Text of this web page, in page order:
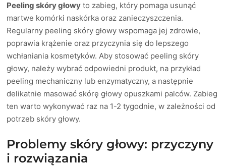
Peeling skóry głowy to zabieg, który pomaga usunąć
martwe komórki naskórka oraz zanieczyszczenia.
Regularny peeling skóry głowy wspomaga jej zdrowie,
poprawia krążenie oraz przyczynia się do lepszego
wchłaniania kosmetyków. Aby stosować peeling skóry
głowy, należy wybrać odpowiedni produkt, na przykład
peeling mechaniczny lub enzymatyczny, a następnie
delikatnie masować skórę głowy opuszkami palców. Zabieg
ten warto wykonywać raz na 1-2 tygodnie, w zależności od
potrzeb skóry głowy.
Problemy skóry głowy: przyczyny
i rozwiązania